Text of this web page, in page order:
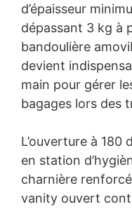
d’épaisseur
dépassant 3 kg à
bandoulière
devient
main pour gérer
bagages lors des
L’ouverture à
en station
charnière
vanity ouvert